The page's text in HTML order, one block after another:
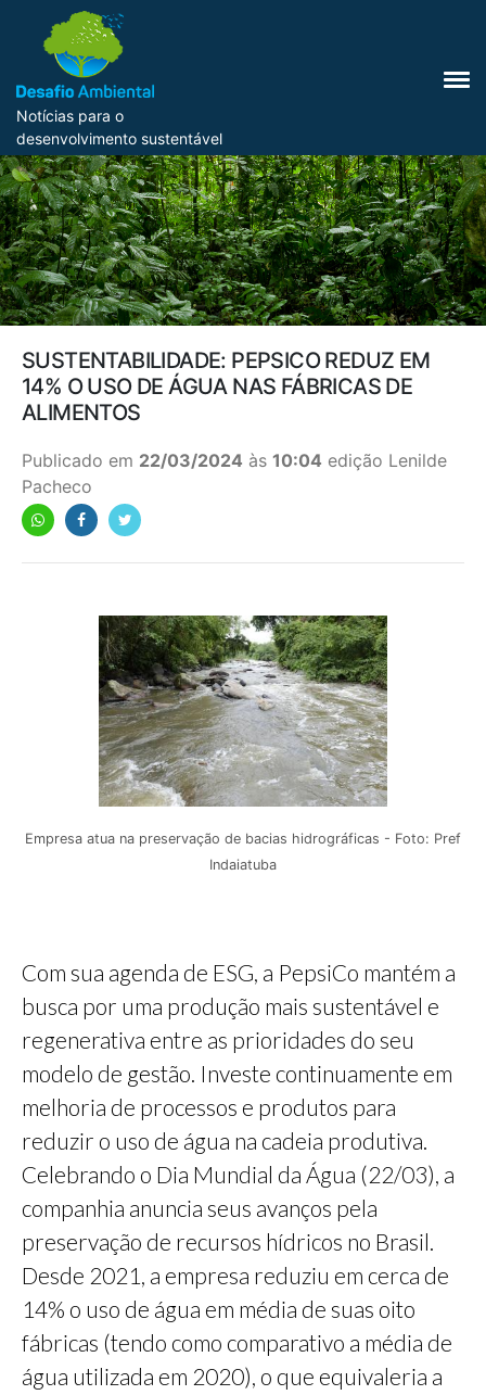
Notícias para o
desenvolvimento sustentável
SUSTENTABILIDADE: PEPSICO REDUZ EM
14% O USO DE ÁGUA NAS FÁBRICAS DE
ALIMENTOS
Publicado em 22/03/2024 às 10:04 edição Lenilde
Pacheco
Empresa atua na preservação de bacias hidrográficas - Foto: Pref
Indaiatuba
Com sua agenda de ESG, a PepsiCo mantém a
busca por uma produção mais sustentável e
regenerativa entre as prioridades do seu
modelo de gestão. Investe continuamente em
melhoria de processos e produtos para
reduzir o uso de água na cadeia produtiva.
Celebrando o Dia Mundial da Água (22/03), a
companhia anuncia seus avanços pela
preservação de recursos hídricos no Brasil.
Desde 2021, a empresa reduziu em cerca de
14% o uso de água em média de suas oito
fábricas (tendo como comparativo a média de
água utilizada em 2020), o que equivaleria a